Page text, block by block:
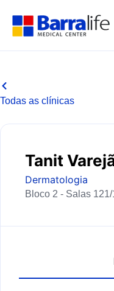
Todas as clínicas
Tanit
Dermatologia
Bloco 2 - Salas 121/